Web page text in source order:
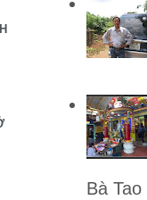
Bà